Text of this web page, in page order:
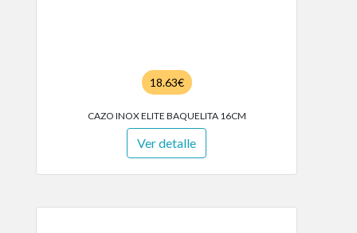
18.63€
CAZO INOX ELITE BAQUELITA 16CM
Ver detalle